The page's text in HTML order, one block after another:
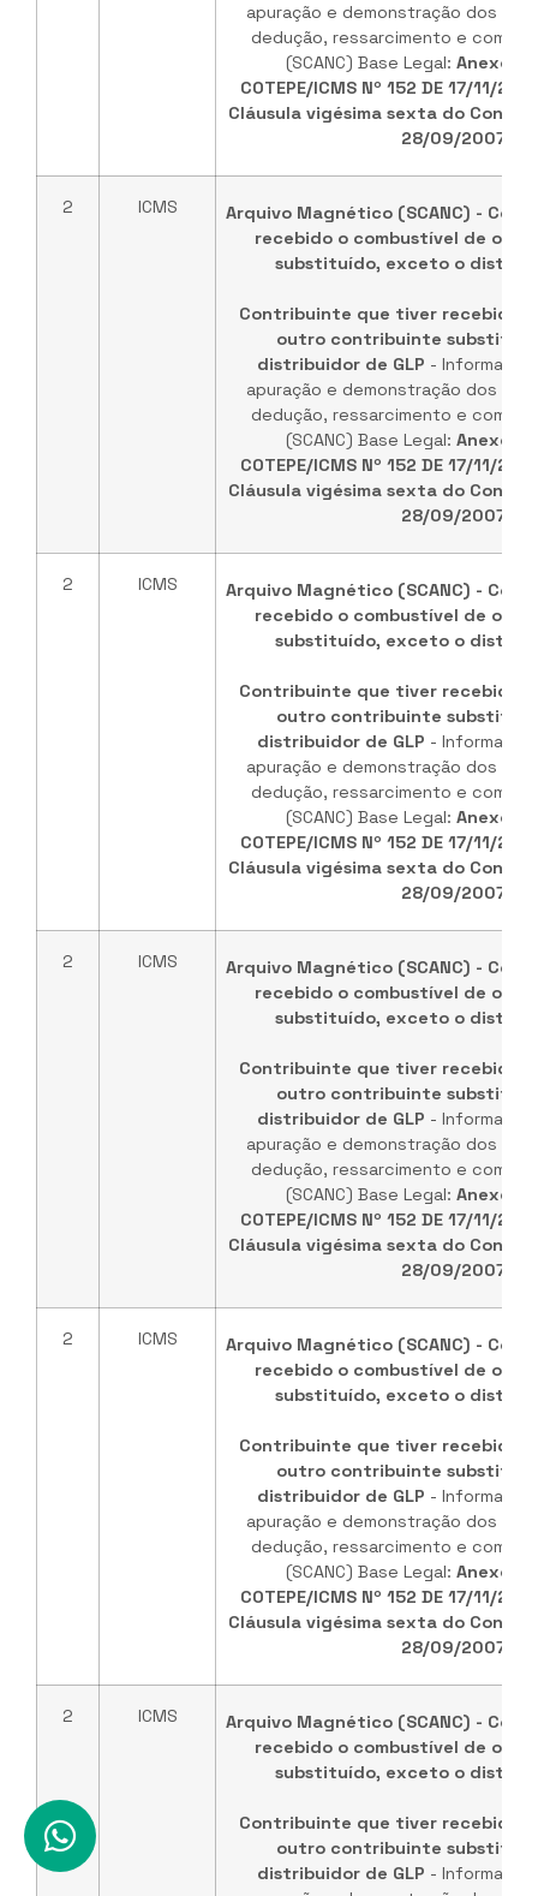
apuração e demonstração dos
dedução, ressarcimento e
(SCANC) Base Legal: Anexo
COTEPE/ICMS Nº 152 DE 17/11/
Cláusula vigésima sexta do
28/09/2007
2 ICMS
Arquivo Magnético (SCANC) -
recebido o combustível de
substituído, exceto o
Contribuinte que tiver recebido
outro contribuinte
distribuidor de GLP -
apuração e demonstração dos
dedução, ressarcimento e
(SCANC) Base Legal: Anexo
COTEPE/ICMS Nº 152 DE 17/11/
Cláusula vigésima sexta do
28/09/2007
2 ICMS
Arquivo Magnético (SCANC) -
recebido o combustível de
substituído, exceto o
Contribuinte que tiver recebido
outro contribuinte
distribuidor de GLP -
apuração e demonstração dos
dedução, ressarcimento e
(SCANC) Base Legal: Anexo
COTEPE/ICMS Nº 152 DE 17/11/
Cláusula vigésima sexta do
28/09/2007
2 ICMS
Arquivo Magnético (SCANC) -
recebido o combustível de
substituído, exceto o
Contribuinte que tiver recebido
outro contribuinte
distribuidor de GLP -
apuração e demonstração dos
dedução, ressarcimento e
(SCANC) Base Legal: Anexo
COTEPE/ICMS Nº 152 DE 17/11/
Cláusula vigésima sexta do
28/09/2007
2 ICMS
Arquivo Magnético (SCANC) -
recebido o combustível de
substituído, exceto o
Contribuinte que tiver recebido
outro contribuinte
distribuidor de GLP -
apuração e demonstração dos
dedução, ressarcimento e
(SCANC) Base Legal: Anexo
COTEPE/ICMS Nº 152 DE 17/11/
Cláusula vigésima sexta do
28/09/2007
2 ICMS
Arquivo Magnético (SCANC) -
recebido o combustível de
substituído, exceto o
Contribuinte que tiver recebido
outro contribuinte
distribuidor de GLP -